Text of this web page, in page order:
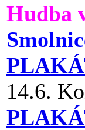
Hudba
14.6.